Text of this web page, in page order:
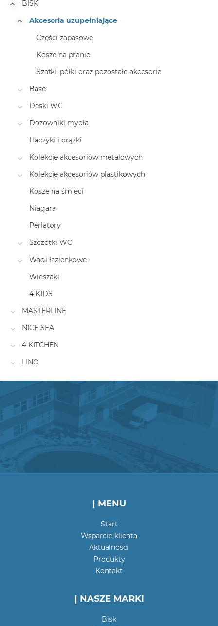
BISK
Akcesoria uzupełniające
Części zapasowe
Kosze na pranie
Szafki, półki oraz pozostałe akcesoria
Base
Deski WC
Dozowniki mydła
Haczyki i drążki
Kolekcje akcesoriów metalowych
Kolekcje akcesoriów plastikowych
Kosze na śmieci
Niagara
Perlatory
Szczotki WC
Wagi łazienkowe
Wieszaki
4 KIDS
MASTERLINE
NICE SEA
4 KITCHEN
LINO
| MENU
Start
Wsparcie klienta
Aktualności
Produkty
Kontakt
| NASZE MARKI
Bisk